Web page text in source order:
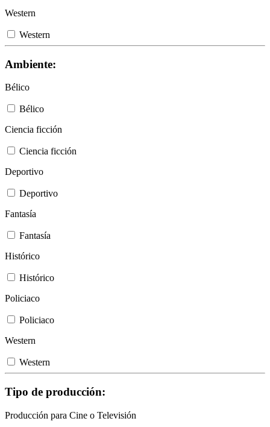
Western
Western
Ambiente:
Bélico
Bélico
Ciencia ficción
Ciencia ficción
Deportivo
Deportivo
Fantasía
Fantasía
Histórico
Histórico
Policiaco
Policiaco
Western
Western
Tipo de producción:
Producción para Cine o Televisión